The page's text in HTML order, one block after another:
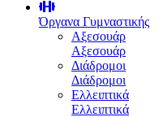
Όργανα Γυμναστικής
Αξεσουάρ
Αξεσουάρ
Διάδρομοι
Διάδρομοι
Ελλειπτικά
Ελλειπτικά